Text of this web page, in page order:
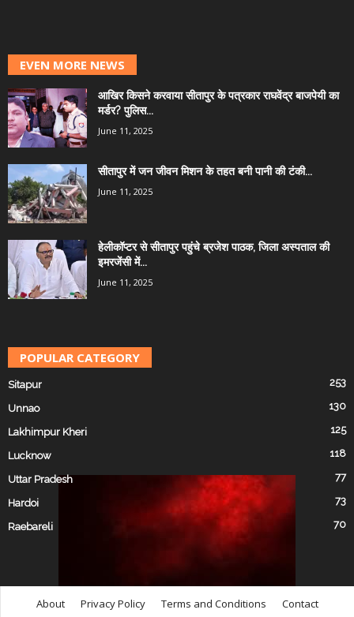
EVEN MORE NEWS
आखिर किसने करवाया सीतापुर के पत्रकार राघवेंद्र बाजपेयी का
मर्डर? पुलिस...
June 11, 2025
सीतापुर में जन जीवन मिशन के तहत बनी पानी की टंकी...
June 11, 2025
हेलीकॉप्टर से सीतापुर पहुंचे ब्रजेश पाठक, जिला अस्पताल की
इमरजेंसी में...
June 11, 2025
POPULAR CATEGORY
Sitapur 253
Unnao 130
Lakhimpur Kheri 125
Lucknow 118
Uttar Pradesh 77
Hardoi 73
Raebareli 70
About Privacy Policy Terms and Conditions Contact